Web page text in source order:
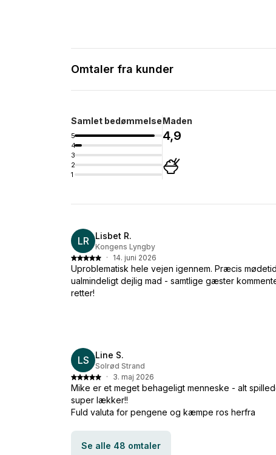
Omtaler fra kunder
Samlet bedømmelse
5
4
3
2
1
Maden
4,9
LR Lisbet R.
Kongens Lyngby
·
14. juni 2026
Uproblematisk hele vejen igennem. Præcis
ualmindeligt dejlig mad - samtlige gæster
retter!
LS Line S.
Solrød Strand
·
3. maj 2026
Mike er et meget behageligt menneske - alt
super lækker!!
Fuld valuta for pengene og kæmpe ros herfra
Se alle 48 omtaler